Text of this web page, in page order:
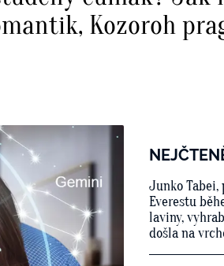
Kozoroh
Junko
Everestu
laviny,
došla na